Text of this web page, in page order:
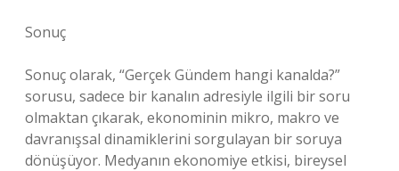
Sonuç
Sonuç olarak, “Gerçek Gündem hangi kanalda?”
sorusu, sadece bir kanalın adresiyle ilgili bir soru
olmaktan çıkarak, ekonominin mikro, makro ve
davranışsal dinamiklerini sorgulayan bir soruya
dönüşüyor. Medyanın ekonomiye etkisi, bireysel